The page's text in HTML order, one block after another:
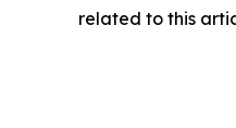
related to this